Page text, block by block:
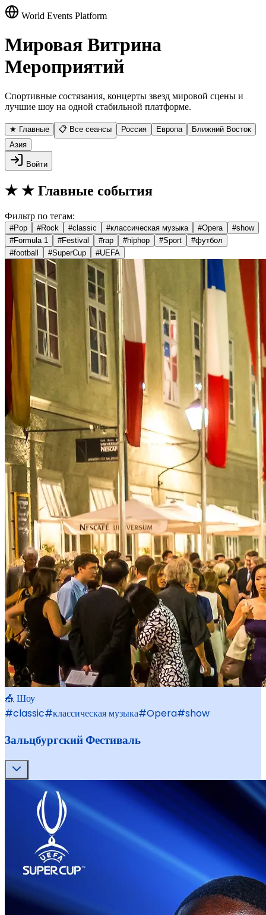
World Events Platform
Мировая Витрина
Мероприятий
Спортивные состязания, концерты звезд мировой сцены и
лучшие шоу на одной стабильной платформе.
★ Главные 📋 Все сеансы Россия Европа
Ближний Восток
Азия
Войти
★ ★ Главные события
Фильтр по тегам:
#Pop #Rock #classic #классическая музыка #Opera #show
#Formula 1 #Festival #rap #hiphop #Sport #футбол
#football #SuperCup #UEFA
🎪 Шоу
#classic#классическая музыка#Opera#show
Зальцбургский Фестиваль